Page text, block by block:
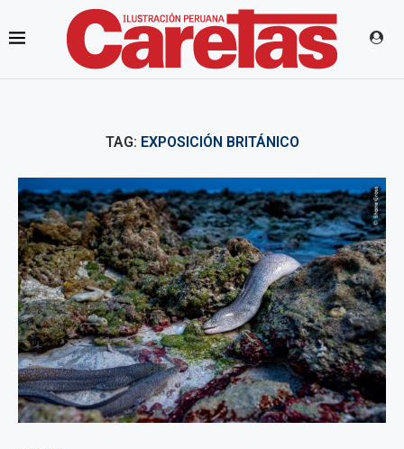
TAG: EXPOSICIÓN BRITÁNICO